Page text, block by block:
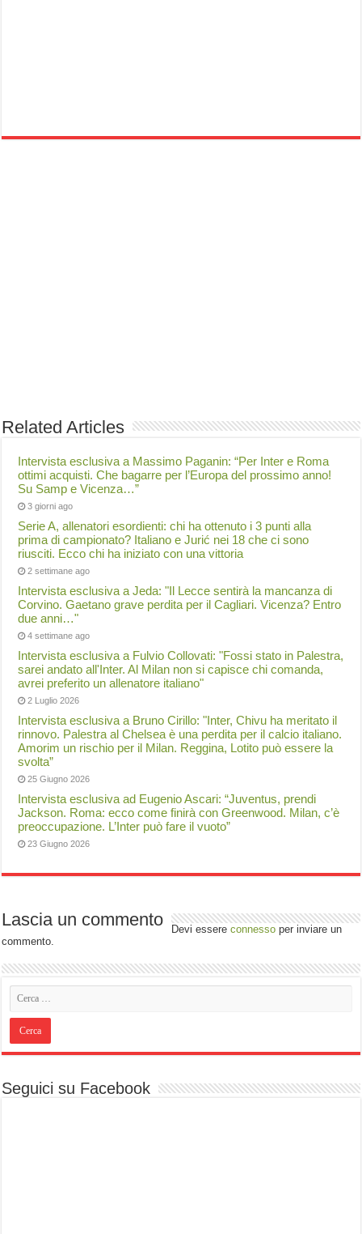
Related Articles
Intervista esclusiva a Massimo Paganin: “Per Inter e Roma
ottimi acquisti. Che bagarre per l’Europa del prossimo anno!
Su Samp e Vicenza…”
3 giorni ago
Serie A, allenatori esordienti: chi ha ottenuto i 3 punti alla
prima di campionato? Italiano e Jurić nei 18 che ci sono
riusciti. Ecco chi ha iniziato con una vittoria
2 settimane ago
Intervista esclusiva a Jeda: "Il Lecce sentirà la mancanza di
Corvino. Gaetano grave perdita per il Cagliari. Vicenza? Entro
due anni…"
4 settimane ago
Intervista esclusiva a Fulvio Collovati: "Fossi stato in Palestra,
sarei andato all'Inter. Al Milan non si capisce chi comanda,
avrei preferito un allenatore italiano"
2 Luglio 2026
Intervista esclusiva a Bruno Cirillo: "Inter, Chivu ha meritato il
rinnovo. Palestra al Chelsea è una perdita per il calcio italiano.
Amorim un rischio per il Milan. Reggina, Lotito può essere la
svolta”
25 Giugno 2026
Intervista esclusiva ad Eugenio Ascari: “Juventus, prendi
Jackson. Roma: ecco come finirà con Greenwood. Milan, c’è
preoccupazione. L’Inter può fare il vuoto”
23 Giugno 2026
Lascia un commento Devi essereconnesso per inviare un
commento.
Seguici su Facebook